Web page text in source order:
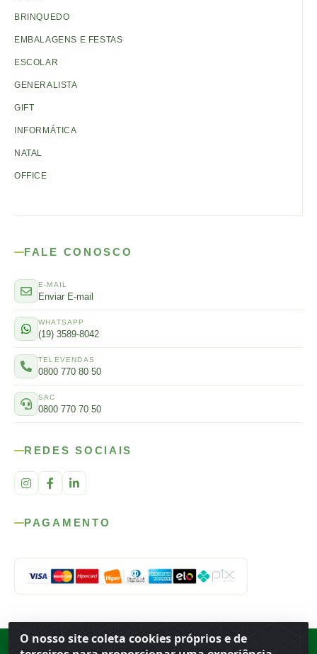
O nosso site coleta cookies próprios e de
BRINQUEDO
EMBALAGENS E FESTAS
ESCOLAR
GENERALISTA
GIFT
INFORMÁTICA
NATAL
OFFICE
FALE CONOSCO
E-MAIL
Enviar E-mail
WHATSAPP
(19) 3589-8042
TELEVENDAS
0800 770 80 50
SAC
0800 770 70 50
REDES SOCIAIS
PAGAMENTO
Porto Ferreira ·BR